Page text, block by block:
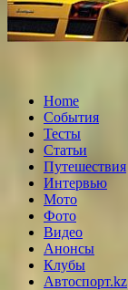
Home
События
Тесты
Статьи
Путешествия
Интервью
Мото
Фото
Видео
Анонсы
Клубы
Автоспорт.kz